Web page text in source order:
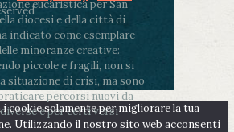
eucaristica per San
diocesi e della città di
indicato come esemplare
minoranze creative:
piccole e fragili, non si
situazione di crisi, ma sono
percorsi nuovi da
e per certi versi
cookie solamente per migliorare la tua
Utilizzando il nostro sito web acconsenti